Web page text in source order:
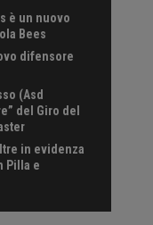
è un nuovo
Bees
difensore
(Asd
del Giro del
in evidenza
Pilla e